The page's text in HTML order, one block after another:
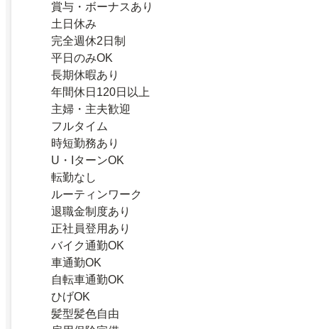
賞与・ボーナスあり
土日休み
完全週休2日制
平日のみOK
長期休暇あり
年間休日120日以上
主婦・主夫歓迎
フルタイム
時短勤務あり
U・IターンOK
転勤なし
ルーティンワーク
退職金制度あり
正社員登用あり
バイク通勤OK
車通勤OK
自転車通勤OK
ひげOK
髪型髪色自由